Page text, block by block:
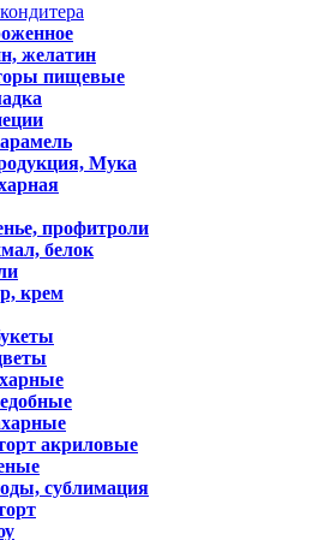
желатин
пищевые
Мука
профитроли
белок
крем
акриловые
сублимация